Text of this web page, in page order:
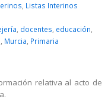
Listas Interinos
, docentes, educación,
, Murcia, Primaria
relativa al acto de